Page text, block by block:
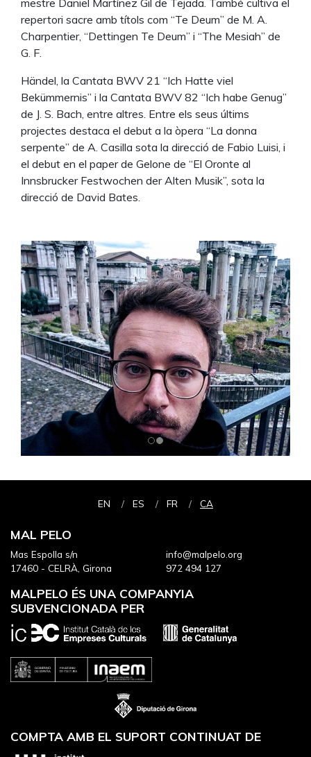
mestre Daniel Martínez Gil de Tejada. També cultiva el
repertori sacre amb títols com “Te Deum” de M. A.
Charpentier, “Dettingen Te Deum” i “The Mesiah” de
G. F.
Händel, la Cantata BWV 21 “Ich Hatte viel
Bekümmernis” i la Cantata BWV 82 “Ich habe Genug”
de J. S. Bach, entre altres. Entre els seus últims
projectes destaca el debut a la òpera “La donna
serpente” de A. Casilla sota la direcció de Fabio Luisi, i
el debut en el paper de Gelone de “El Oronte al
Innsbrucker Festwochen der Alten Musik”, sota la
direcció de David Bates.
EN ES FR CA
MAL PELO
Mas Espolla s/n
17460 - CELRÀ, Girona
info@malpelo.org
972 494 127
MALPELO ÉS UNA COMPANYIA
SUBVENCIONADA PER
COMPTA AMB EL SUPORT CONTINUAT DE